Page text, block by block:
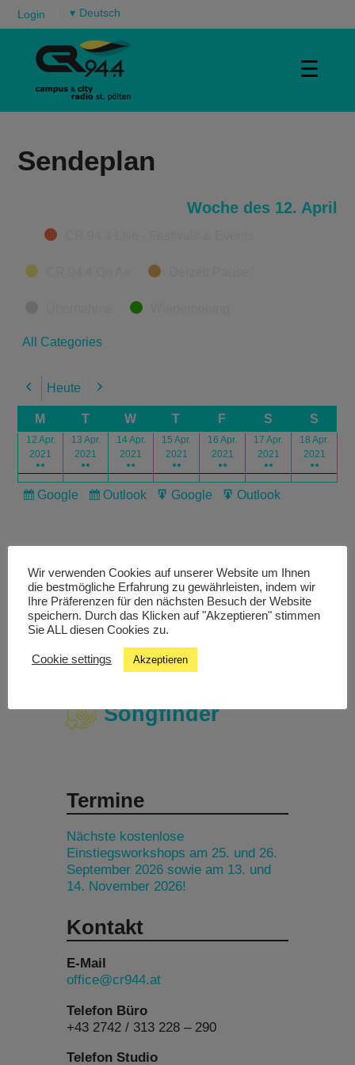
Login ▾
☰
Sendeplan
Woche des 12. April
Categories
All Categories
Previous
Heute Next
M T W T F S S
12 Apr.
2021
●●
13 Apr.
2021
●●
14 Apr.
2021
●●
15 Apr.
2021
●●
16 Apr.
2021
●●
17 Apr.
2021
●●
18 Apr.
2021
●●
Subscribe
Google
Subscribe
Outlook
Export
Google
Export
Outlook
Livestream
Studiochat
Songfinder
Termine
Nächste kostenlose
Einstiegsworkshops am 25. und 26.
September 2026 sowie am 13. und
14. November 2026!
Kontakt
E-Mail
office@cr944.at
Telefon Büro
+43 2742 / 313 228 – 290
Telefon Studio
Wir verwenden Cookies auf unserer Website um Ihnen
die bestmögliche Erfahrung zu gewährleisten, indem wir
Ihre Präferenzen für den nächsten Besuch der Website
speichern. Durch das Klicken auf "Akzeptieren" stimmen
Sie ALL diesen Cookies zu.
Cookie settings Akzeptieren